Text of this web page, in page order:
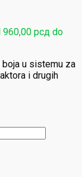
960,00 рсд do
u sistemu za
i drugih